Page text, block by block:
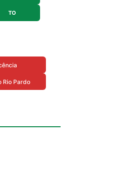
TO
Rio Pardo